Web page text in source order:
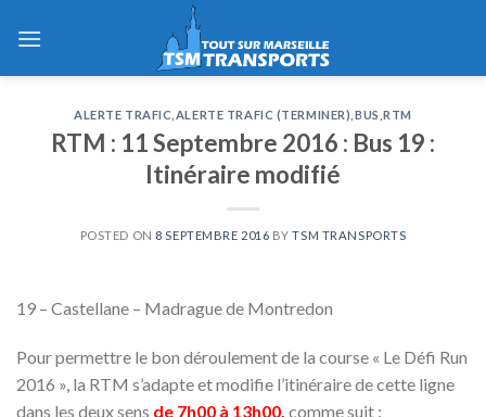
ALERTE TRAFIC ALERTE TRAFIC (TERMINER) BUS ,RTM
RTM : 11 Septembre 2016 : Bus 19 :
Itinéraire modifié
POSTED ON 8 SEPTEMBRE 2016 BYTSM TRANSPORTS
19 – Castellane – Madrague de Montredon
Pour permettre le bon déroulement de la course « Le Défi Run
2016 », la RTM s’adapte et modifie l’itinéraire de cette ligne
dans les deux sens de 7h00 à 13h00, comme suit :